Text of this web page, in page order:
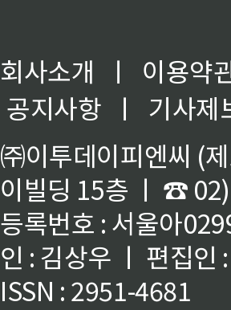
회사소개 ㅣ
이용약
공지사항
ㅣ
기사제
㈜이투데이피엔씨 (
이빌딩 15층 ㅣ ☎
등록번호 : 서울아
인 : 김상우 ㅣ 편집인
ISSN : 2951-4681